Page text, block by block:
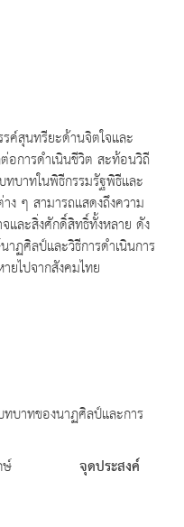
ค์สุนทรียะด้านจิตใจและ
การดำเนินชีวิต สะท้อนวิถี
บาทในพิธีกรรมรัฐพิธีและ
ง ๆ สามารถแสดงถึงความ
และสิ่งศักดิ์สิทธิ์ทั้งหลาย ดัง
ฏศิลป์และวิธีการดำเนินการ
ยไปจากสังคมไทย
บาทของนาฏศิลป์และการ
รอนุรักษ์ จุดประสงค์